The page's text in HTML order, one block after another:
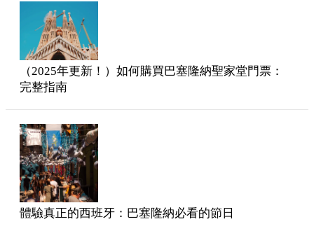
（2025年更新！）如何購買巴塞隆納聖家堂門票：
完整指南
體驗真正的西班牙：巴塞隆納必看的節日